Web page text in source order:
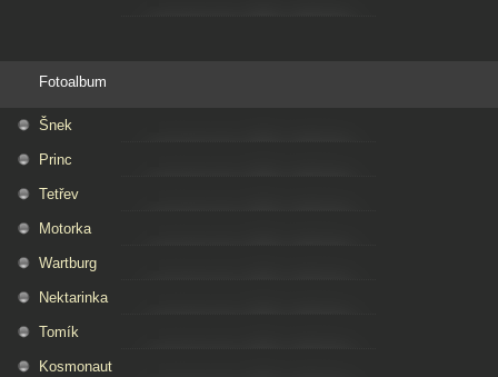
Fotoalbum
Šnek
Princ
Tetřev
Motorka
Wartburg
Nektarinka
Tomík
Kosmonaut